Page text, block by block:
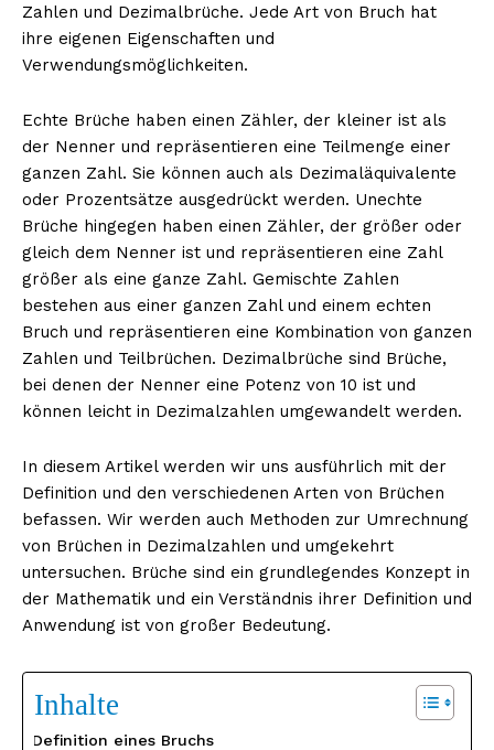
Zahlen und Dezimalbrüche. Jede Art von Bruch hat
ihre eigenen Eigenschaften und
Verwendungsmöglichkeiten.
Echte Brüche haben einen Zähler, der kleiner ist als
der Nenner und repräsentieren eine Teilmenge einer
ganzen Zahl. Sie können auch als Dezimaläquivalente
oder Prozentsätze ausgedrückt werden. Unechte
Brüche hingegen haben einen Zähler, der größer oder
gleich dem Nenner ist und repräsentieren eine Zahl
größer als eine ganze Zahl. Gemischte Zahlen
bestehen aus einer ganzen Zahl und einem echten
Bruch und repräsentieren eine Kombination von ganzen
Zahlen und Teilbrüchen. Dezimalbrüche sind Brüche,
bei denen der Nenner eine Potenz von 10 ist und
können leicht in Dezimalzahlen umgewandelt werden.
In diesem Artikel werden wir uns ausführlich mit der
Definition und den verschiedenen Arten von Brüchen
befassen. Wir werden auch Methoden zur Umrechnung
von Brüchen in Dezimalzahlen und umgekehrt
untersuchen. Brüche sind ein grundlegendes Konzept in
der Mathematik und ein Verständnis ihrer Definition und
Anwendung ist von großer Bedeutung.
Inhalte
Definition eines Bruchs